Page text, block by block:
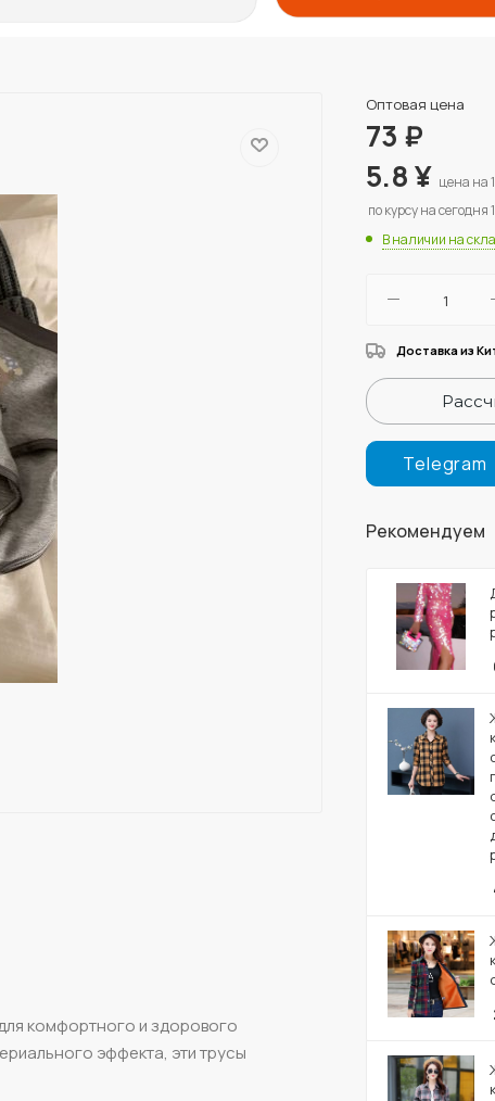
комфортного и здорового
эффекта, эти трусы
Оптовая цена
73 ₽
5.8¥ цена на
по курсу на сегодня
В наличии на
Доставка из
Telegram
Рекомендуем